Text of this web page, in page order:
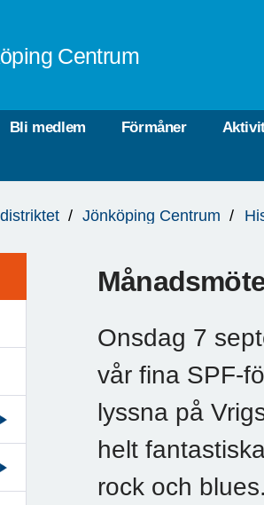
Centrum
Bli medlem Förmåner
Jönköping Centrum
Onsdag 7
vår fina SPF-
lyssna på
helt
rock och blues.